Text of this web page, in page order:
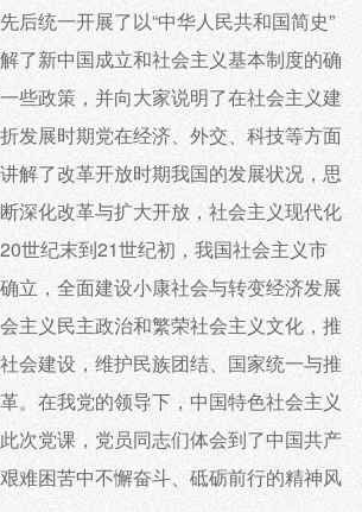
后统一开展了以“中华人民共和国简史”
了新中国成立和社会主义基本制度的确
些政策，并向大家说明了在社会主义建
发展时期党在经济、外交、科技等方面
解了改革开放时期我国的发展状况，思
深化改革与扩大开放，社会主义现代化
世纪末到21世纪初，我国社会主义市
立，全面建设小康社会与转变经济发展
主义民主政治和繁荣社会主义文化，推
会建设，维护民族团结、国家统一与推
。在我党的领导下，中国特色社会主义
次党课，党员同志们体会到了中国共产
难困苦中不懈奋斗、砥砺前行的精神风